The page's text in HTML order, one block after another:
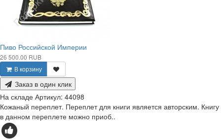
Пиво Российской Империи
26 500.00 RUB
В корзину
Заказ в один клик
На складе Артикул: 44098
Кожаный переплет. Переплет для книги является авторским. Книгу
в данном переплете можно приоб..